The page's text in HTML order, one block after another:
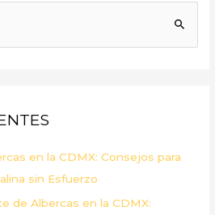
en la CDMX: Consejos para
sin Esfuerzo
de Albercas en la CDMX: